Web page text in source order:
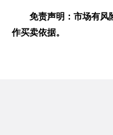
免责声明：市场有风
作买卖依据。